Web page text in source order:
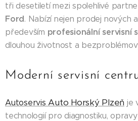
tři desetiletí mezi spolehlivé
Ford. Nabízí nejen prodej nových
především profesionální servisní
dlouhou životnost a
Moderní servisní
Autoservis Auto Horský Plzeň je
technologií pro diagnostiku,